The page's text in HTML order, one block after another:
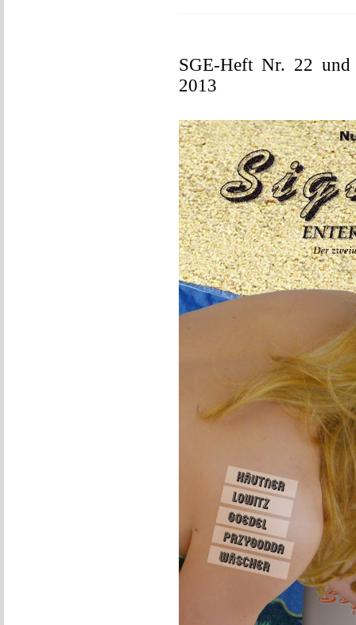
SGE-Heft Nr. 22 und
2013